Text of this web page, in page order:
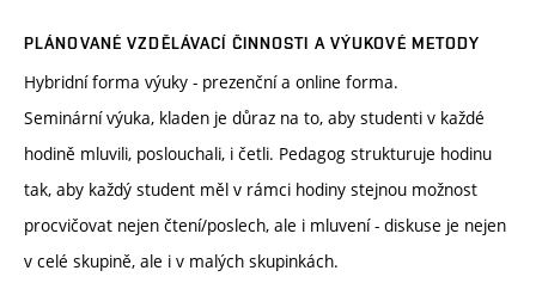
PLÁNOVANÉ VZDĚLÁVACÍ ČINNOSTI A VÝUKOVÉ METODY
Hybridní forma výuky - prezenční a online forma.
Seminární výuka, kladen je důraz na to, aby studenti v každé
hodině mluvili, poslouchali, i četli. Pedagog strukturuje hodinu
tak, aby každý student měl v rámci hodiny stejnou možnost
procvičovat nejen čtení/poslech, ale i mluvení - diskuse je nejen
v celé skupině, ale i v malých skupinkách.